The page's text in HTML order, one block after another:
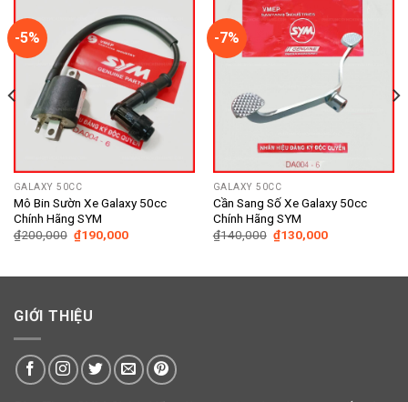
-5%
GALAXY 50CC
Mô Bin Sườn Xe Galaxy 50cc
Chính Hãng SYM
₫200,000 Giá
gốc
₫190,000Giá
₫190,000.
-7%
GALAXY 50CC
Cần Sang Số Xe Galaxy 50cc
Chính Hãng SYM
₫140,000 Giá
gốc
₫130,000Giá
₫130,000.
GIỚI THIỆU